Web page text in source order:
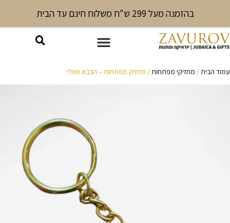
בהזמנה מעל 299 ש"ח משלוח חינם עד הבית
עמוד הבית/ מחזיקי מפתחות/ מחזיק מפתחות – הבבא סאלי